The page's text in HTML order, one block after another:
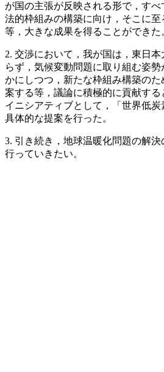
が国の主張が反映される形で，す
法的枠組みの構築に向け，そこに
等，大きな成果を得ることができた
2. 交渉において，我が国は，東日
らず，気候変動問題に取り組む姿
かにしつつ，新たな枠組み構築の
案する等，議論に積極的に貢献す
イニシアティブとして，「世界低
具体的な提案を行った。
3. 引き続き，地球温暖化問題の解
行っていきたい。